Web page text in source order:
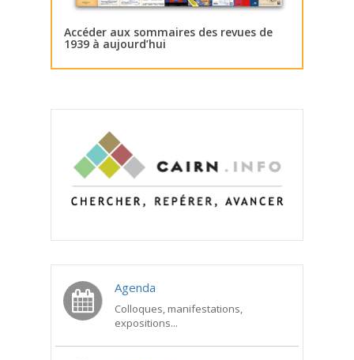
Accéder aux sommaires des revues de
1939 à aujourd’hui
Agenda
Colloques, manifestations,
expositions...